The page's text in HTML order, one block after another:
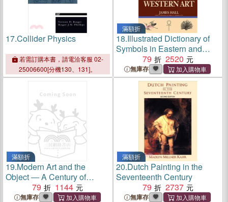
17.Collider Physics
若需訂購本書，請電洽客服 02-
25006600[分機130、131]。
滿額折
18.Illustrated Dictionary of
Symbols in Eastern and
Western Art
79 2520
無庫存
滿額折
19.Modern Art and the
Object ― A Century of
Changing Attitudes
79 1144
無庫存
滿額折
20.Dutch Painting in the
Seventeenth Century
79
2737
無庫存